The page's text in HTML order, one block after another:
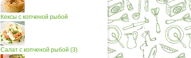
Кексы с копченой рыбой
Салат с копченой рыбой (3)